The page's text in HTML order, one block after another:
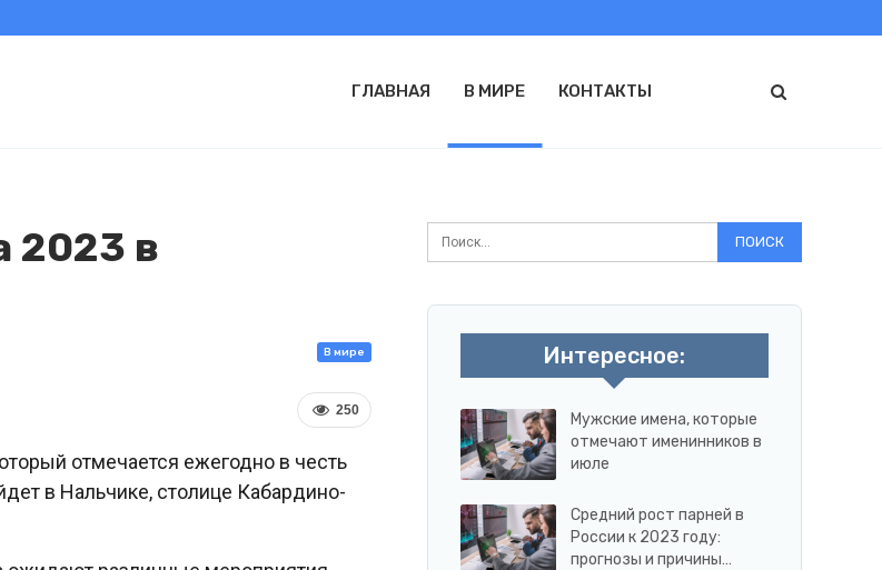
ГЛАВНАЯ В МИРЕ КОНТАКТЫ
2023 в
В мире
250
отмечается ежегодно в честь
в Нальчике, столице Кабардино-
Интересное:
Мужские имена, которые
отмечают именинников в
июле
Средний рост парней в
России к 2023 году:
прогнозы и причины…